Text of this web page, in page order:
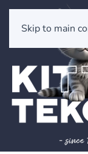
Skip to main